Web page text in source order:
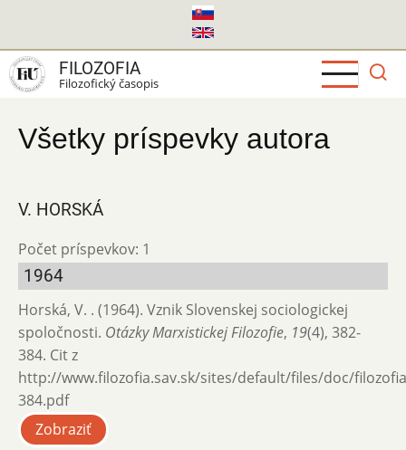
hlavný
obsah
FILOZOFIA
Filozofický časopis
Všetky príspevky autora
V. HORSKÁ
Počet príspevkov: 1
1964
Horská, V. . (1964). Vznik Slovenskej sociologickej
spoločnosti. Otázky Marxistickej Filozofie, 19(4), 382-
384. Cit z
http://www.filozofia.sav.sk/sites/default/files/doc/
384.pdf
Zobraziť